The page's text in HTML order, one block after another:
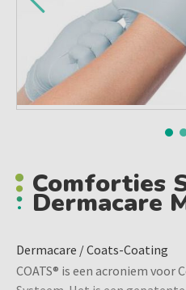
Comforties
Dermacare
Dermacare / Coats-Coating
COATS® is een acroniem voor